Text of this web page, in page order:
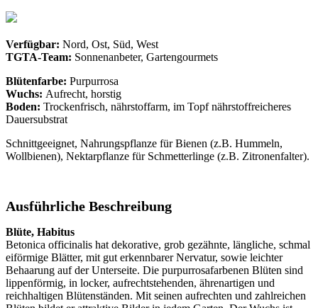
Verfügbar: Nord, Ost, Süd, West
TGTA-Team: Sonnenanbeter, Gartengourmets
Blütenfarbe: Purpurrosa
Wuchs: Aufrecht, horstig
Boden: Trockenfrisch, nährstoffarm, im Topf nährstoffreicheres
Dauersubstrat
Schnittgeeignet, Nahrungspflanze für Bienen (z.B. Hummeln,
Wollbienen), Nektarpflanze für Schmetterlinge (z.B. Zitronenfalter).
Ausführliche Beschreibung
Blüte, Habitus
Betonica officinalis hat dekorative, grob gezähnte, längliche, schmal
eiförmige Blätter, mit gut erkennbarer Nervatur, sowie leichter
Behaarung auf der Unterseite. Die purpurrosafarbenen Blüten sind
lippenförmig, in locker, aufrechtstehenden, ährenartigen und
reichhaltigen Blütenständen. Mit seinen aufrechten und zahlreichen